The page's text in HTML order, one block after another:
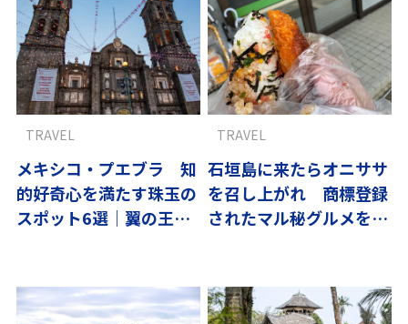
メキシコ・プエブラ 知
的好奇心を満たす珠玉の
スポット6選｜翼の王国
TRAVEL
石垣島に来たらオニササ
を召し上がれ 商標登録
されたマル秘グルメを初
TRAVEL